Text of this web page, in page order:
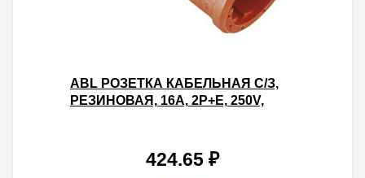
ABL РОЗЕТКА КАБЕЛЬНАЯ С/З,
РЕЗИНОВАЯ, 16A, 2P+E, 250V,
424.65 ₽